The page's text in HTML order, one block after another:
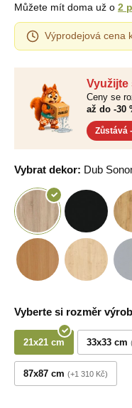
Využijte
Ceny se
až do -30
Zůstává -
Vybrat dekor: Dub
Vyberte si rozměr
21x21 cm 33x33 cm
87x87 cm +1 310 Kč
Můžete mít doma už o 2
Výprodejová cena